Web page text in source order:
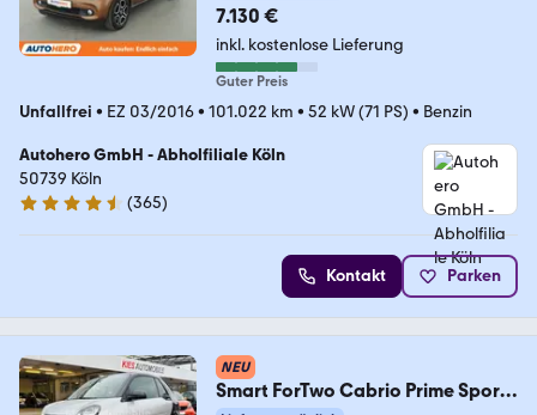
7.130 €
inkl. kostenlose Lieferung
Guter Preis
Unfallfrei • EZ 03/2016• 101.022 km • 52 kW (71 PS) • Benzin
Autohero GmbH - Abholfiliale Köln
50739 Köln
4.6 Sterne
(365)
Kontakt Parken
NEU
Smart ForTwo Cabrio Prime Sport